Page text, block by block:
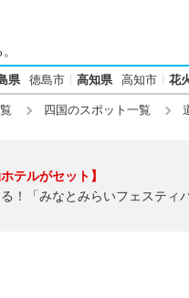
県 徳島市 高知県 高知市 花
四国のスポット一覧
テルがセット】
！「みなとみらいフェスティ